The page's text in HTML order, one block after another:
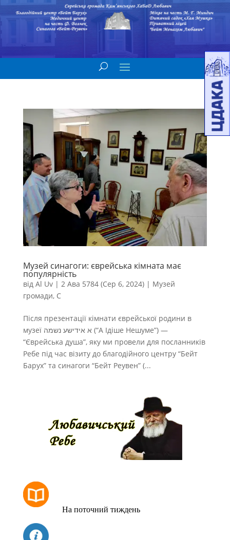
Музей синагоги: єврейська кімната має
популярність
від Al Uv| 2 Ава 5784 (Сер 6, 2024)| Музей
громади, С
Після презентації кімнати єврейської родини в
музеї א אידישע נשמה (“А Ідіше Нешуме”) —
“Єврейська душа”, яку ми провели для посланників
Ребе під час візиту до благодійного центру “Бейт
Барух” та синагоги “Бейт Реувен” (...
На поточний тиждень